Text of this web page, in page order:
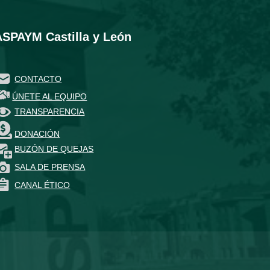
Castilla y León
CONTACTO
ÚNETE AL EQUIPO
TRANSPARENCIA
DONACIÓN
BUZÓN DE QUEJAS
SALA DE PRENSA
CANAL ÉTICO